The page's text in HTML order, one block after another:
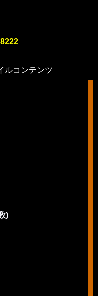
ルコンテンツ
)